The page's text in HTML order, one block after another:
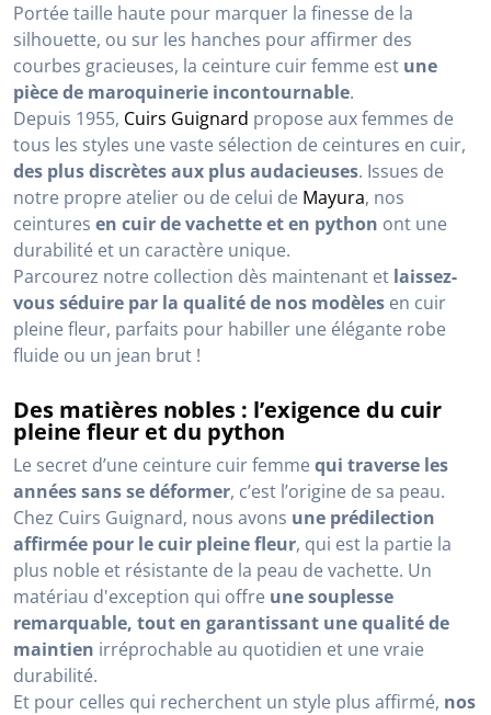
Portée taille haute pour marquer la finesse de la
silhouette, ou sur les hanches pour affirmer des
courbes gracieuses, la ceinture cuir femme est une
pièce de maroquinerie incontournable.
Depuis 1955, Cuirs Guignard propose aux femmes de
tous les styles une vaste sélection de ceintures en cuir,
des plus discrètes aux plus audacieuses. Issues de
notre propre atelier ou de celui de Mayura, nos
ceintures en cuir de vachette et en python ont une
durabilité et un caractère unique.
Parcourez notre collection dès maintenant et laissez-
vous séduire par la qualité de nos modèles en cuir
pleine fleur, parfaits pour habiller une élégante robe
fluide ou un jean brut !
Des matières nobles : l’exigence du cuir
pleine fleur et du python
Le secret d’une ceinture cuir femmequi traverse les
années sans se déformer, c’est l’origine de sa peau.
Chez Cuirs Guignard, nous avons une prédilection
affirmée pour le cuir pleine fleur, qui est la partie la
plus noble et résistante de la peau de vachette. Un
matériau d'exception qui offre une souplesse
remarquable, tout en garantissant une qualité de
maintien irréprochable au quotidien et une vraie
durabilité.
Et pour celles qui recherchent un style plus affirmé, nos